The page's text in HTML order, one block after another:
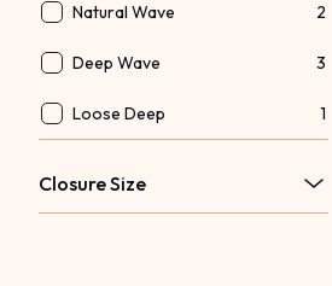
Natural Wave 2
Deep Wave 3
Loose Deep 1
Closure Size